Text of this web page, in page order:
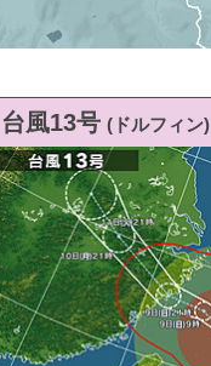
台風13号 (ドルフィン)